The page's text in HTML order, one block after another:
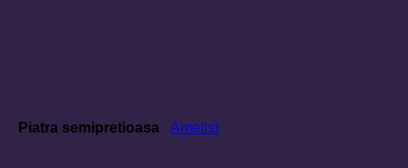
Piatra semipretioasa Ametist